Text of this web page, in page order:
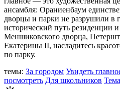
ансамбля: Ораниенбаум
дворцы и парки не разрушили в
исторический путь резиденции и
Меншиковского дворца,
Екатерины II, насладитесь
по парку.
темы: За городом Увидеть
посмотреть Для школьников